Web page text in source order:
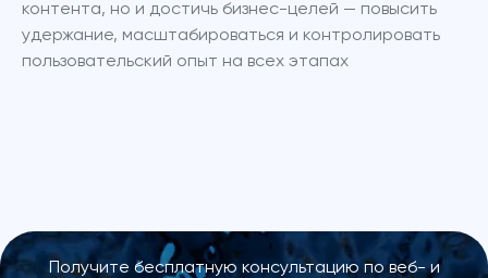
контента, но и достичь бизнес-целей — повысить
удержание, масштабироваться и контролировать
пользовательский опыт на всех этапах
Получите бесплатную консультацию по веб- и